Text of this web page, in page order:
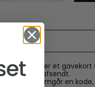
Beskrivelse
Når man køber et
med status afsendt.
På denne fremgår en